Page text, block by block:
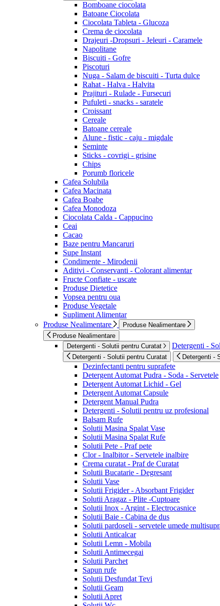
Bomboane ciocolata
Batoane Ciocolata
Ciocolata Tableta - Glucoza
Crema de ciocolata
Drajeuri -Dropsuri - Jeleuri - Caramele
Napolitane
Biscuiti - Gofre
Piscoturi
Nuga - Salam de biscuiti - Turta dulce
Rahat - Halva - Halvita
Prajituri - Rulade - Fursecuri
Pufuleti - snacks - saratele
Croissant
Cereale
Batoane cereale
Alune - fistic - caju - migdale
Seminte
Sticks - covrigi - grisine
Chips
Porumb floricele
Cafea Solubila
Cafea Macinata
Cafea Boabe
Cafea Monodoza
Ciocolata Calda - Cappucino
Ceai
Cacao
Baze pentru Mancaruri
Supe Instant
Condimente - Mirodenii
Aditivi - Conservanti - Colorant alimentar
Fructe Confiate - uscate
Produse Dietetice
Vopsea pentru oua
Produse Vegetale
Supliment Alimentar
Produse Nealimentare
Produse Nealimentare
Produse Nealimentare
Detergenti - Solutii pentru Curatat
Detergenti -
Detergenti - Solutii pentru Curatat Detergenti -
Dezinfectanti pentru suprafete
Detergent Automat Pudra - Soda - Servetele
Detergent Automat Lichid - Gel
Detergent Automat Capsule
Detergent Manual Pudra
Detergenti - Solutii pentru uz profesional
Balsam Rufe
Solutii Masina Spalat Vase
Solutii Masina Spalat Rufe
Solutii Pete - Praf pete
Clor - Inalbitor - Servetele inalbire
Crema curatat - Praf de Curatat
Solutii Bucatarie - Degresant
Solutii Vase
Solutii Frigider - Absorbant Frigider
Solutii Aragaz - Plite -Cuptoare
Solutii Inox - Argint - Electrocasnice
Solutii Baie - Cabina de dus
Solutii pardoseli - servetele umede
Solutii Anticalcar
Solutii Lemn - Mobila
Solutii Antimecegai
Solutii Parchet
Sapun rufe
Solutii Desfundat Tevi
Solutii Geam
Solutii Apret